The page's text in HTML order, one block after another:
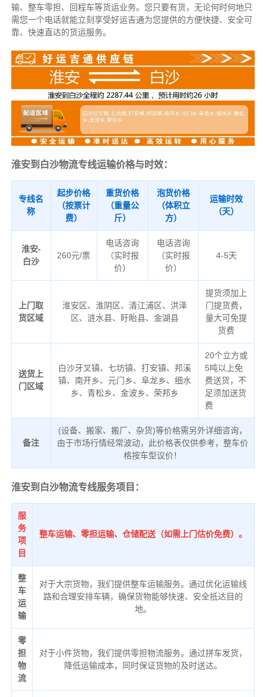
输、整车零担、回程车等货运业务。 您只要有货，无论何时何地只
需您一个电话就能立刻享受好运吉通为您提供的方便快捷、安全可
靠、快速直达的货运服务。
淮安到白沙物流专线运输价格与时效：
专线名
称
起步价格
（按票计
费）
重货价格
（重量公
斤）
泡货价格
（体积立
方）
运输时效
（天）
淮安-
白沙
260元/票
电话咨询
（实时报
价）
电话咨询
（实时报
价）
4-5天
上门取
货区域
淮安区、淮阴区、清江浦区、洪泽
区、涟水县、盱眙县、金湖县
提货须加上
门提货费，
量大可免提
货费
送货上
门区域
白沙牙叉镇、七坊镇、打安镇、邦溪
镇、南开乡、元门乡、阜龙乡、细水
乡、青松乡、金波乡、荣邦乡
20个立方或
5吨以上免
费送货，不
足须加送货
费
备注
(设备、搬家、搬厂、杂货)等价格需另外详细咨询，
由于市场行情经常波动，此价格表仅供参考，整车价
格按车型议价！
淮安到白沙物流专线服务项目：
服
务
项
目
整车运输、零担运输、仓储配送（如需上门估价免费）。
整
车
运
输
对于大宗货物，我们提供整车运输服务。通过优化运输线
路和合理安排车辆，确保货物能够快速、安全抵达目的
地。
零
担
物
流
对于小件货物，我们提供零担物流服务。通过拼车发货，
降低运输成本，同时保证货物的及时送达。